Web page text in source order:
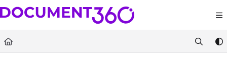
Documentation Index
Fetch the complete documentation index at:https://docs.document360.com/
Use this file to discover all available pages before exploring further.